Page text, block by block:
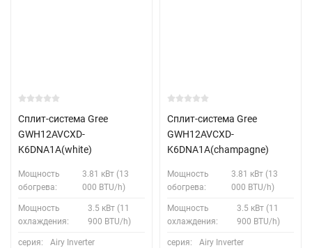
Сплит-система Gree
GWH12AVCXD-
K6DNA1A(white)
Мощность
обогрева:
3.81 кВт (13
000 BTU/h)
Мощность
охлаждения:
3.5 кВт (11
900 BTU/h)
серия: Airy Inverter
Сплит-система Gree
GWH12AVCXD-
K6DNA1A(champagne)
Мощность
обогрева:
3.81 кВт (13
000 BTU/h)
Мощность
охлаждения:
3.5 кВт (11
900 BTU/h)
серия: Airy Inverter